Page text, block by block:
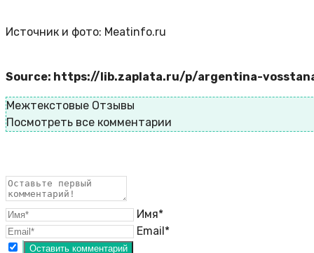
Источник и фото: Meatinfo.ru
Source: https://lib.zaplata.ru/p/argentina-
Межтекстовые Отзывы
Посмотреть все комментарии
Имя*
Email*